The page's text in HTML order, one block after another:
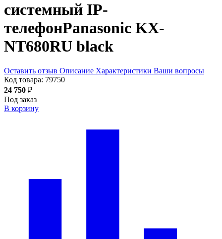
системный IP-
телефонPanasonic KX-
NT680RU black
Оставить отзыв Описание Характеристики Ваши вопросы
Код товара: 79750
24 750 ₽
Под заказ
В корзину